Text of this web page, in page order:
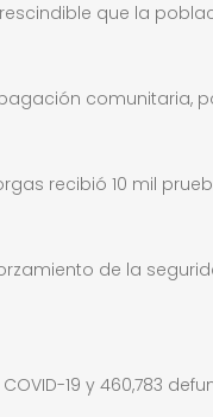
que la
comunitaria,
recibió 10 mil
de la
19 y 460,783